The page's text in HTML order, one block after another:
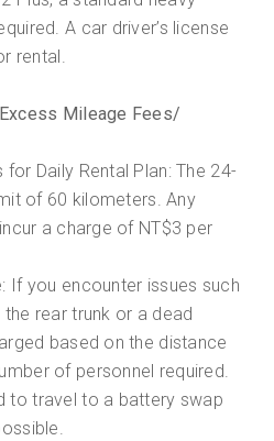
A car driver’s license
rental.
Mileage Fees/
Daily Rental Plan: The 24-
of 60 kilometers. Any
a charge of NT$3 per
If you encounter issues such
rear trunk or a dead
based on the distance
of personnel required.
to travel to a battery swap